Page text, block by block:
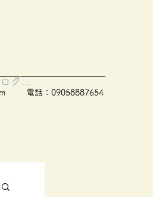
電話：09058887654
ログイン